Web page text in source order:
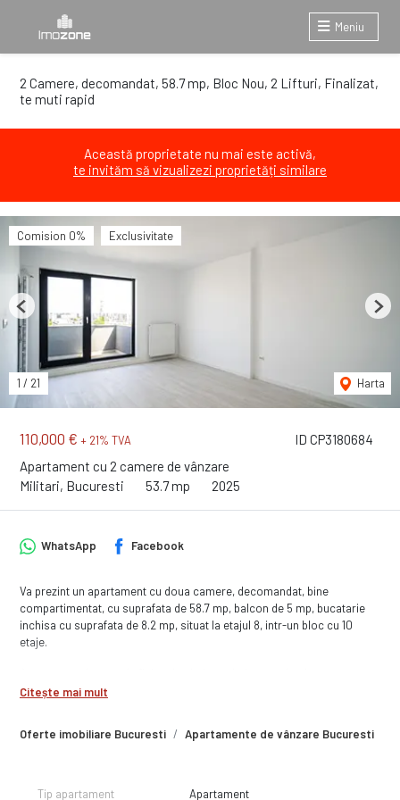
Meniu
2 Camere, decomandat, 58.7 mp, Bloc Nou, 2 Lifturi, Finalizat,
te muti rapid
Această proprietate nu mai este activă,
te invităm să vizualizezi proprietăți similare
ID CP3180684
110,000 € + 21% TVA
Apartament cu 2 camere de vânzare
Militari, Bucuresti
53.7 mp 2025
Comision 0% Exclusivitate
1 / 21 Harta
Previous Next
Oferte imobiliare Bucuresti Apartamente de vânzare Bucuresti
WhatsApp Facebook
Va prezint un apartament cu doua camere, decomandat, bine
compartimentat, cu suprafata de 58.7 mp, balcon de 5 mp, bucatarie
inchisa cu suprafata de 8.2 mp, situat la etajul 8, intr-un bloc cu 10
etaje.
obiecte sanitare montate si bransat la toate utilitatile. Finisajele sunt
Citește mai mult
Tip apartament Apartament